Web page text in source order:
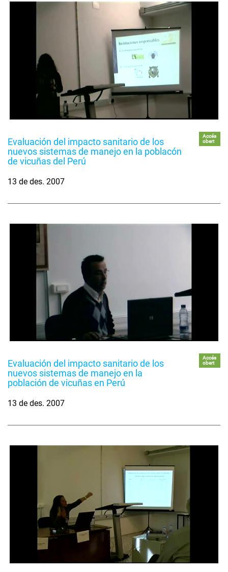
Evaluación del impacto sanitario de los
nuevos sistemas de manejo en la poblacón
de vicuñas del Perú
Accés
obert
13 de des. 2007
Evaluación del impacto sanitario de los
nuevos sistemas de manejo en la
población de vicuñas en Perú
Accés
obert
13 de des. 2007